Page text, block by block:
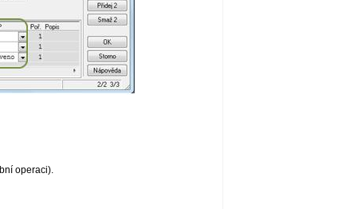
operaci).